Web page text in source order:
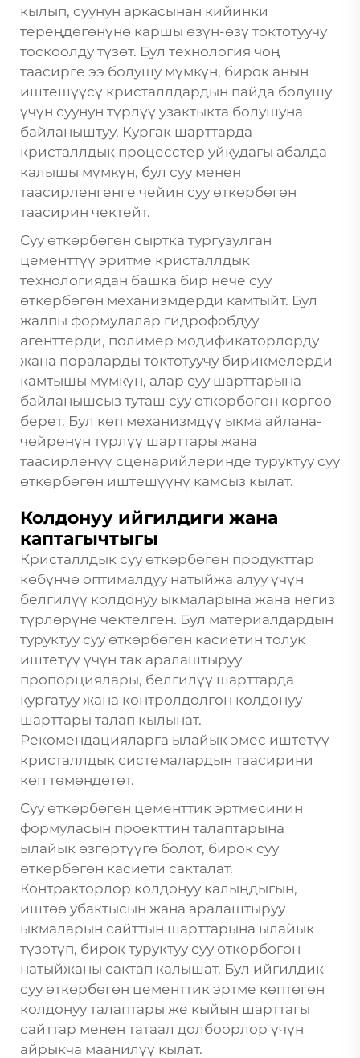
кылып, суунун аркасынан кийинки
тереңдөгөнүнө каршы өзүн-өзү токтотуучу
тоскоолду түзөт. Бул технология чоң
таасирге ээ болушу мүмкүн, бирок анын
иштешүүсү кристаллдардын пайда болушу
үчүн суунун түрлүү узактыкта болушуна
байланыштуу. Кургак шарттарда
кристаллдык процесстер уйкудагы абалда
калышы мүмкүн, бул суу менен
таасирленгенге чейин суу өткөрбөгөн
таасирин чектейт.
Суу өткөрбөгөн сыртка тургузулган
цементтүү эритме кристаллдык
технологиядан башка бир нече суу
өткөрбөгөн механизмдерди камтыйт. Бул
жалпы формулалар гидрофобдуу
агенттерди, полимер модификаторлорду
жана пораларды токтотуучу бирикмелерди
камтышы мүмкүн, алар суу шарттарына
байланышсыз туташ суу өткөрбөгөн коргоо
берет. Бул көп механизмдүү ыкма айлана-
чөйрөнүн түрлүү шарттары жана
таасирленүү сценарийлеринде туруктуу суу
өткөрбөгөн иштешүүнү камсыз кылат.
Колдонуу ийгилдиги жана
каптагычтыгы
Кристаллдык суу өткөрбөгөн продукттар
көбүнчө оптималдуу натыйжа алуу үчүн
белгилүү колдонуу ыкмаларына жана негиз
түрлөрүнө чектелген. Бул материалдардын
туруктуу суу өткөрбөгөн касиетин толук
иштетүү үчүн так аралаштыруу
пропорциялары, белгилүү шарттарда
кургатуу жана контролдолгон колдонуу
шарттары талап кылынат.
Рекомендацияларга ылайык эмес иштетүү
кристаллдык системалардын таасирини
көп төмөндөтөт.
Суу өткөрбөгөн цементтик эртмесинин
формуласын проекттин талаптарына
ылайык өзгөртүүгө болот, бирок суу
өткөрбөгөн касиети сакталат.
Контракторлор колдонуу калыңдыгын,
иштөө убактысын жана аралаштыруу
ыкмаларын сайттын шарттарына ылайык
түзөтүп, бирок туруктуу суу өткөрбөгөн
натыйжаны сактап калышат. Бул ийгилдик
суу өткөрбөгөн цементтик эртме көптөгөн
колдонуу талаптары же кыйын шарттагы
сайттар менен татаал долбоорлор үчүн
айрыкча маанилүү кылат.